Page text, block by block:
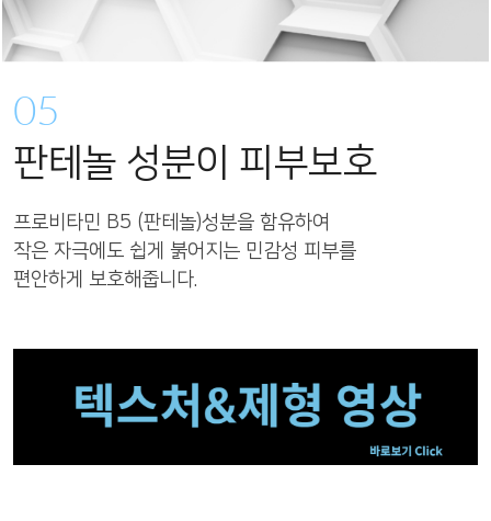
05
판테놀 성분이 피부보호
프로비타민 B5 (판테놀)성분을 함유하여
작은 자극에도 쉽게 붉어지는 민감성 피부를
편안하게 보호해줍니다.